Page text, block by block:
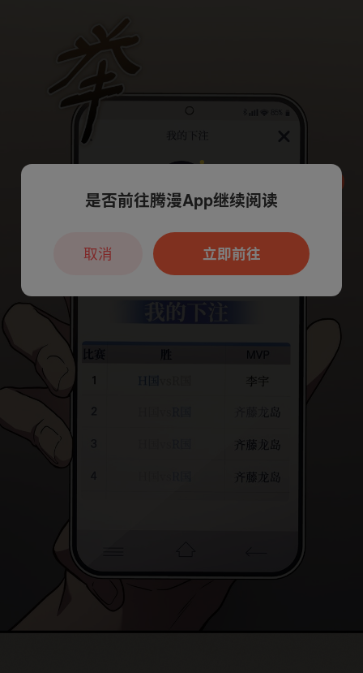
本章节仅支持App阅读，可打开App新用
户7天免费看
是否前往腾漫App继续阅读
立即前往
取消